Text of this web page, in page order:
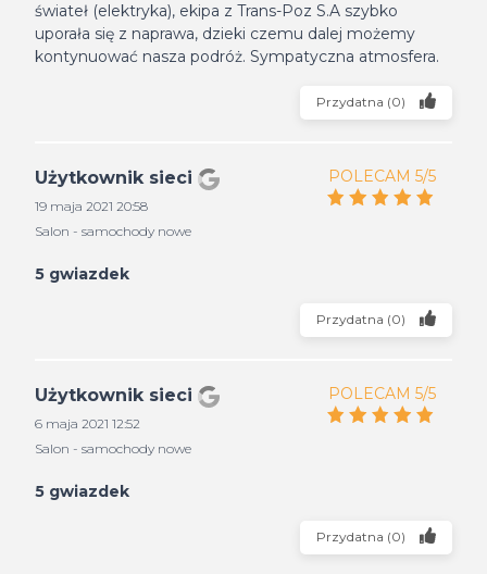
świateł (elektryka), ekipa z Trans-Poz S.A szybko
uporała się z naprawa, dzieki czemu dalej możemy
kontynuować nasza podróż. Sympatyczna atmosfera.
Przydatna (0)
Użytkownik sieci
19 maja 2021 20:58
Salon - samochody nowe
POLECAM 5/5
5 gwiazdek
Przydatna (0)
Użytkownik sieci
6 maja 2021 12:52
Salon - samochody nowe
POLECAM 5/5
5 gwiazdek
Przydatna (0)